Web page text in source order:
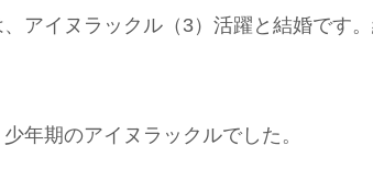
アイヌラックル（3）活躍と結婚です
年期のアイヌラックルでした。